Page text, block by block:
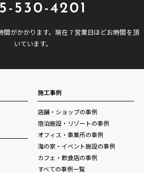
530-4201
間がかかります。現在 7 営業日ほどお時間を頂
いています。
施工事例
店舗・ショップの事例
宿泊施設・リゾートの事例
オフィス・事業所の事例
海の家・イベント施設の事例
カフェ・飲食店の事例
すべての事例一覧